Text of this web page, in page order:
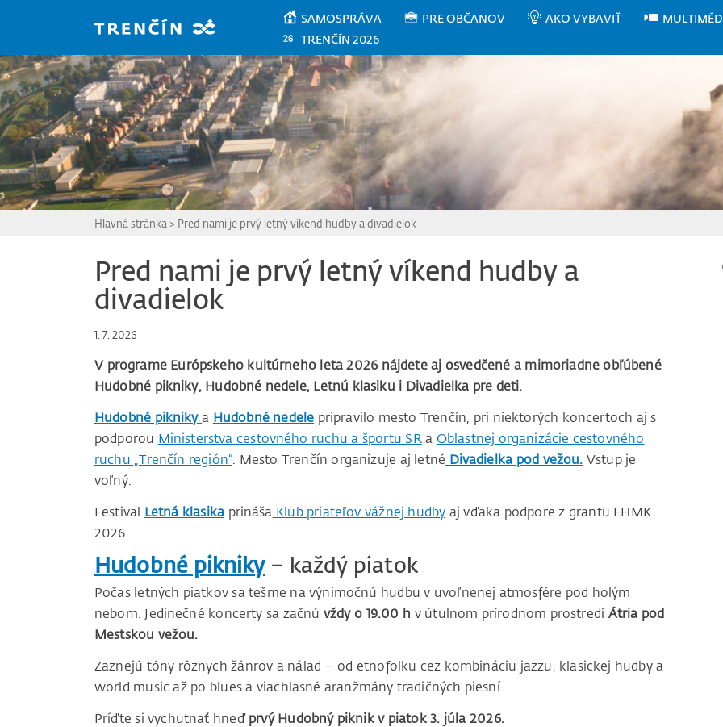
SAMOSPRÁVA PRE OBČANOV AKO VYBAVIŤ
TRENČÍN 2026
Hlavná stránka > Pred nami je prvý letný víkend hudby a divadielok
Pred nami je prvý letný víkend hudby a
divadielok
1. 7. 2026
V programe Európskeho kultúrneho leta 2026 nájdete aj osvedčené a mimoriadne obľúbené
Hudobné pikniky, Hudobné nedele, Letnú klasiku i Divadielka pre deti.
Hudobné piknikya Hudobné nedele pripravilo mesto Trenčín, pri niektorých koncertoch aj s
podporou Ministerstva cestovného ruchu a športu SRa Oblastnej organizácie cestovného
ruchu „Trenčín región“. Mesto Trenčín organizuje aj letné Divadielka pod vežou. Vstup je
voľný.
Festival Letná klasika prináša Klub priateľov vážnej hudby aj vďaka podpore z grantu EHMK
2026.
Hudobné pikniky – každý piatok
Počas letných piatkov sa tešme na výnimočnú hudbu v uvoľnenej atmosfére pod holým
nebom. Jedinečné koncerty sa začnúvždy o 19.00 h v útulnom prírodnom prostredí Átria pod
Mestskou vežou.
Zaznejú tóny rôznych žánrov a nálad – od etnofolku cez kombináciu jazzu, klasickej hudby a
world music až po blues a viachlasné aranžmány tradičných piesní.
Príďte si vychutnať hneď prvý Hudobný piknik v piatok 3. júla 2026.